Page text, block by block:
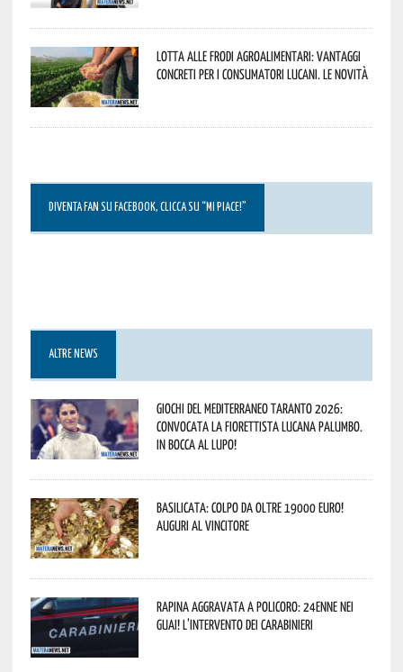
Lotta alle frodi agroalimentari: vantaggi
concreti per i consumatori lucani. Le novità
DIVENTA FAN SU FACEBOOK, CLICCA SU “MI PIACE!”
ALTRE NEWS
Giochi del Mediterraneo Taranto 2026:
convocata la fiorettista lucana Palumbo.
In bocca al lupo!
Basilicata: colpo da oltre 19000 Euro!
Auguri al vincitore
Rapina aggravata a Policoro: 24enne nei
guai! L’intervento dei Carabinieri